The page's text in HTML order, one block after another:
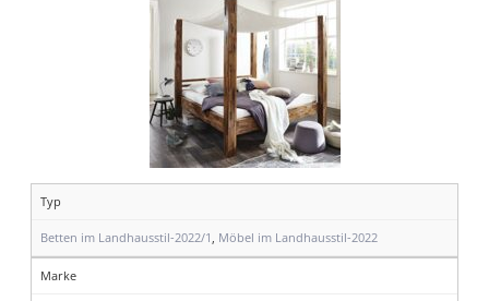
Typ
Betten im Landhausstil-2022/1 Möbel im Landhausstil-2022
Marke